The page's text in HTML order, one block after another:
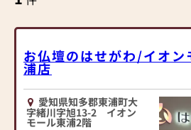
お仏壇のはせがわ/イオン
浦店
愛知県知多郡東浦町大
字緒川字旭13-2 イオン
モール東浦2階